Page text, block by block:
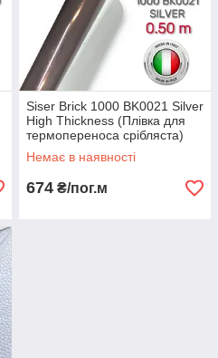
Siser Brick 1000 BK0021 Silver
High Thickness (Плівка для
термопереноса срібляста)
Немає в наявності
674 ₴/пог.м